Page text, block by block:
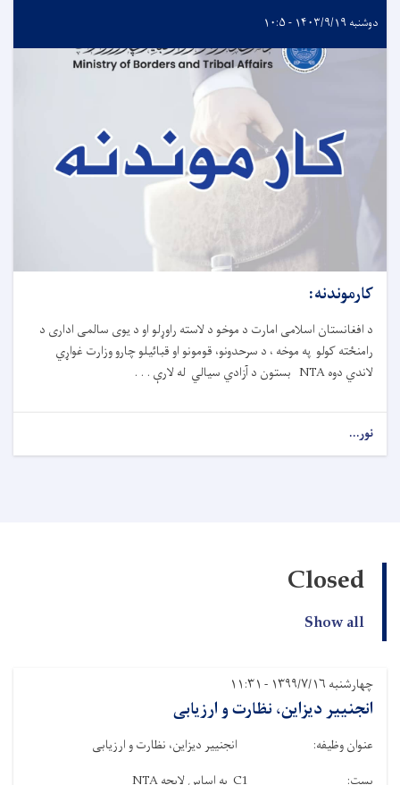
دوشنبه ۱۴۰۳/۹/۱۹ - ۱۰:۵
کارموندنه:
د افغانستان اسلامی امارت د موخو د لاسته راوړلو او د یوی سالمی اداری د
رامنځته کولو په موخه ، د سرحدونو، قومونو او قبائیلو چارو وزارت غواړي
لاندي دوه NTA بستون د آزادي سیالي له لارې . . .
نور...
Closed
Show all
چهارشنبه ۱۳۹۹/۷/۱۶ - ۱۱:۳۱
انجنییر دیزاین، نظارت و ارزیابی
عنوان وظیفه: انجنییر دیزاین، نظارت و ارزیابی